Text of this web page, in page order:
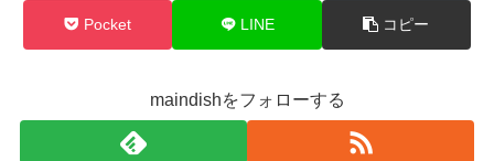
Pocket LINE コピー
maindishをフォローする